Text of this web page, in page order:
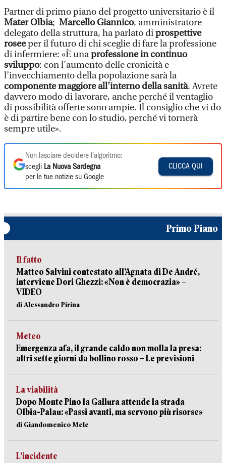
Partner di primo piano del progetto universitario è il
Mater Olbia; Marcello Giannico, amministratore
delegato della struttura, ha parlato diprospettive
roseeper il futuro di chi sceglie di fare la professione
di infermiere: «È unaprofessione in continuo
sviluppo: con l’aumento delle cronicità e
l’invecchiamento della popolazione sarà la
componente maggiore all’interno della sanità. Avrete
davvero modo di lavorare, anche perché il ventaglio
di possibilità offerte sono ampie. Il consiglio che vi do
è di partire bene con lo studio, perché vi tornerà
sempre utile».
Non lasciare decidere l'algoritmo:
scegli La Nuova Sardegna
per le tue notizie su Google
CLICCA QUI
Primo Piano
Il fatto
Matteo Salvini contestato all’Agnata di De André,
interviene Dori Ghezzi: «Non è democrazia» –
VIDEO
di Alessandro Pirina
Meteo
Emergenza afa, il grande caldo non molla la presa:
altri sette giorni da bollino rosso – Le previsioni
La viabilità
Dopo Monte Pino la Gallura attende la strada
Olbia-Palau: «Passi avanti, ma servono più risorse»
di Giandomenico Mele
L’incidente